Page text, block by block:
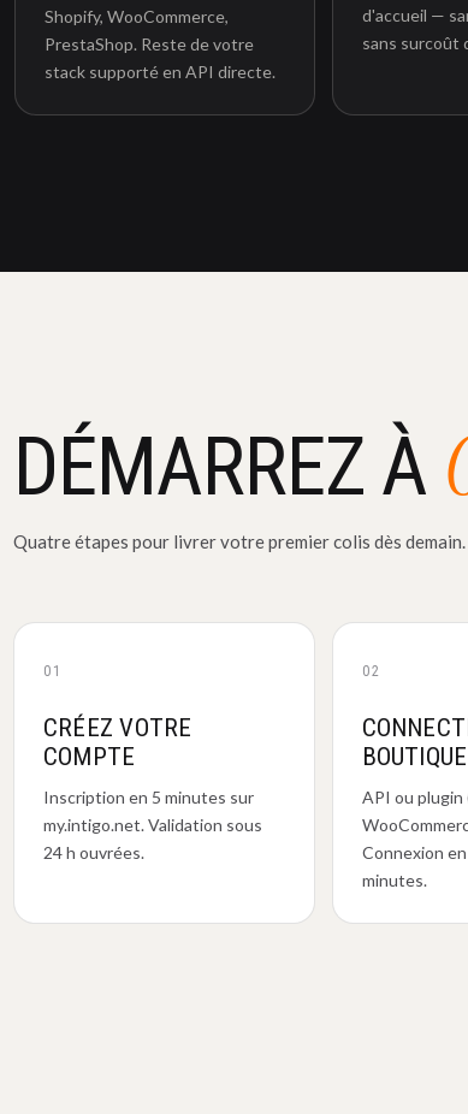
Shopify, WooCommerce,
PrestaShop. Reste de votre
stack supporté en API directe.
d'accueil —
sans surcoût
DÉMARREZ À
Quatre étapes pour livrer votre premier colis dès demain.
01
CRÉEZ VOTRE
COMPTE
Inscription en 5 minutes sur
my.intigo.net. Validation sous
24 h ouvrées.
02
BOUTIQUE
API ou plugin
Connexion
minutes.